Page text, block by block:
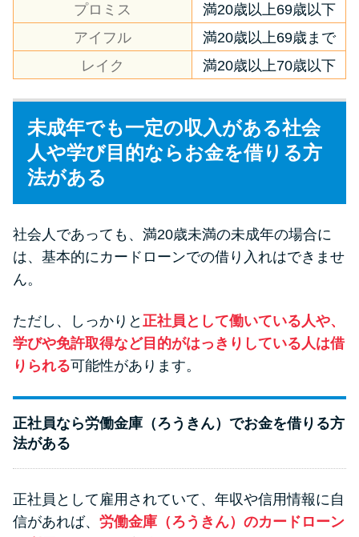
方法はどれ？
年収が低い＆他社借入があると
落ちる？バンクイックの口コミ
を分析
みずほ銀行カードローンの問い
プロミス
満20歳以上69歳以下
アイフル
満20歳以上69歳まで
レイク
満20歳以上70歳以下
未成年でも一定の収入がある社会
人や学び目的ならお金を借りる方
法がある
社会人であっても、満20歳未満の未成年の場合に
は、基本的にカードローンでの借り入れはできませ
ん。
ただし、しっかりと 正社員として働いている人や、
学びや免許取得など目的がはっきりしている人は借
りられる可能性があります。
正社員なら労働金庫（ろうきん）でお金を借りる方
法がある
正社員として雇用されていて、年収や信用情報に自
信があれば、 労働金庫（ろうきん）のカードローン